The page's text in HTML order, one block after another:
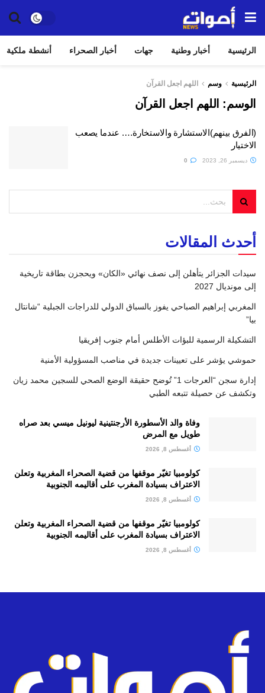
الرئيسية أخبار وطنية جهات أخبار الصحراء أنشطة ملكية
الرئيسية وسم اللهم اجعل القرآن
الوسم: اللهم اجعل القرآن
(الفرق بينهم)الاستشارة والاستخارة…. عندما يصعب
الاختيار
ديسمبر 26, 2023
أحدث المقالات
سيدات الجزائر يتأهلن إلى نصف نهائي «الكان» ويحجزن بطاقة تاريخية
إلى مونديال 2027
المغربي إبراهيم الصباحي يفوز بالسباق الدولي للدراجات الجبلية “شانتال
بيا”
التشكيلة الرسمية للبؤات الأطلس أمام جنوب إفريقيا
حموشي يؤشر على تعيينات جديدة في مناصب المسؤولية الأمنية
إدارة سجن “العرجات 1” تُوضح حقيقة الوضع الصحي للسجين محمد زيان
وتكشف عن حصيلة تتبعه الطبي
وفاة والد الأسطورة الأرجنتينية ليونيل ميسي بعد صراه
طويل مع المرض
أغسطس 8, 2026
كولومبيا تغيّر موقفها من قضية الصحراء المغربية وتعلن
الاعتراف بسيادة المغرب على أقاليمه الجنوبية
أغسطس 8, 2026
كولومبيا تغيّر موقفها من قضية الصحراء المغربية وتعلن
الاعتراف بسيادة المغرب على أقاليمه الجنوبية
أغسطس 8, 2026